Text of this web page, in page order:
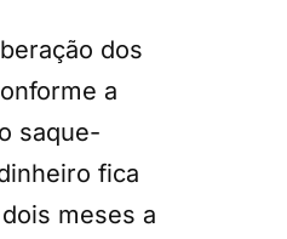
dos
a
saque-
fica
meses a